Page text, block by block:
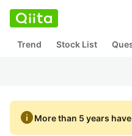
Trend Stock List
infoMore than 5 years